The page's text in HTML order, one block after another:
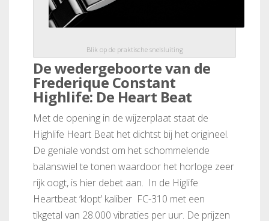
Blik op de praktische snelsluiting
De wedergeboorte van de
Frederique Constant
Highlife: De Heart Beat
Met de opening in de wijzerplaat staat de
Highlife Heart Beat het dichtst bij het origineel.
De geniale vondst om het schommelende
balanswiel te tonen waardoor het horloge zeer
rijk oogt, is hier debet aan. In de Higlife
Heartbeat ‘klopt’ kaliber FC-310 met een
tikgetal van 28.000 vibraties per uur. De prijzen